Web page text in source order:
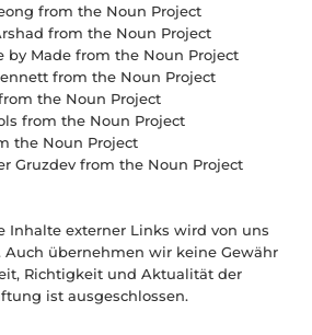
from the Noun Project
from the Noun Project
by Made from the Noun Project
from the Noun Project
the Noun Project
from the Noun Project
the Noun Project
Gruzdev from the Noun Project
Inhalte externer Links wird von uns
übernehmen wir keine Gewähr
Richtigkeit und Aktualität der
ist ausgeschlossen.